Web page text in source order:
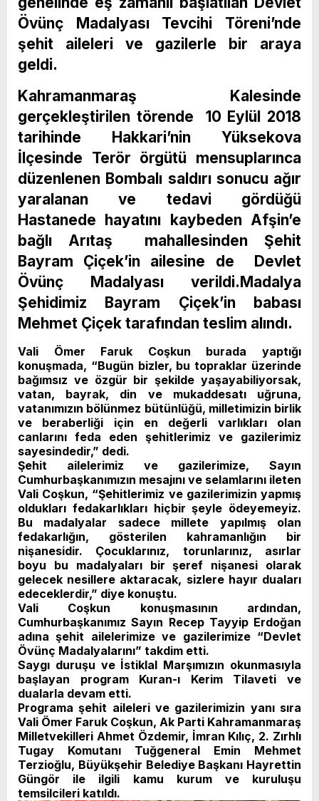
Övünç Madalyası Tevcihi Töreni’nde
şehit aileleri ve gazilerle bir araya
geldi.
Kahramanmaraş Kalesinde
gerçekleştirilen törende 10 Eylül 2018
tarihinde Hakkari’nin Yüksekova
İlçesinde Terör örgütü mensuplarınca
düzenlenen Bombalı saldırı sonucu ağır
yaralanan ve tedavi gördüğü
Hastanede hayatını kaybeden Afşin’e
bağlı Arıtaş mahallesinden Şehit
Bayram Çiçek’in ailesine de Devlet
Övünç Madalyası verildi.Madalya
Şehidimiz Bayram Çiçek’in babası
Mehmet Çiçek tarafından teslim alındı.
Vali Ömer Faruk Coşkun burada yaptığı
konuşmada, “Bugün bizler, bu topraklar üzerinde
bağımsız ve özgür bir şekilde yaşayabiliyorsak,
vatan, bayrak, din ve mukaddesatı uğruna,
vatanımızın bölünmez bütünlüğü, milletimizin birlik
ve beraberliği için en değerli varlıkları olan
canlarını feda eden şehitlerimiz ve gazilerimiz
sayesindedir,” dedi.
Şehit ailelerimiz ve gazilerimize, Sayın
Cumhurbaşkanımızın mesajını ve selamlarını ileten
Vali Coşkun, “Şehitlerimiz ve gazilerimizin yapmış
oldukları fedakarlıkları hiçbir şeyle ödeyemeyiz.
Bu madalyalar sadece millete yapılmış olan
fedakarlığın, gösterilen kahramanlığın bir
nişanesidir. Çocuklarınız, torunlarınız, asırlar
boyu bu madalyaları bir şeref nişanesi olarak
gelecek nesillere aktaracak, sizlere hayır duaları
edeceklerdir,” diye konuştu.
Vali Coşkun konuşmasının ardından,
Cumhurbaşkanımız Sayın Recep Tayyip Erdoğan
adına şehit ailelerimize ve gazilerimize “Devlet
Övünç Madalyalarını” takdim etti.
Saygı duruşu ve İstiklal Marşımızın okunmasıyla
başlayan program Kuran-ı Kerim Tilaveti ve
dualarla devam etti.
Programa şehit aileleri ve gazilerimizin yanı sıra
Vali Ömer Faruk Coşkun, Ak Parti Kahramanmaraş
Milletvekilleri Ahmet Özdemir, İmran Kılıç, 2. Zırhlı
Tugay Komutanı Tuğgeneral Emin Mehmet
Terzioğlu, Büyükşehir Belediye Başkanı Hayrettin
Güngör ile ilgili kamu kurum ve kuruluşu
temsilcileri katıldı.